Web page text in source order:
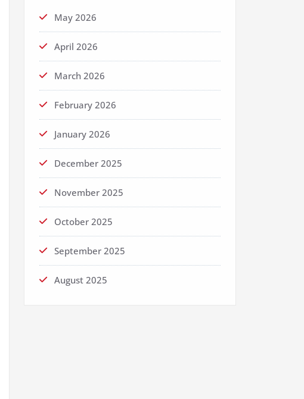
May 2026
April 2026
March 2026
February 2026
January 2026
December 2025
November 2025
October 2025
September 2025
August 2025